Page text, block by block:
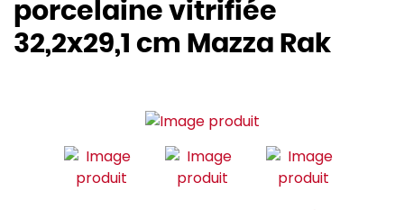
porcelaine vitrifiée
32,2x29,1 cm Mazza Rak